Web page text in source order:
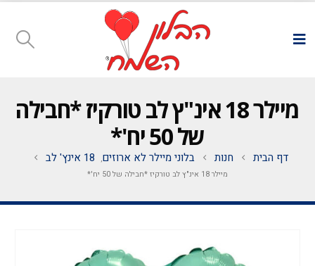
מיילר 18 אינ"ץ לב טורקיז *חבילה
של 50 יח'*
דף הבית חנות בלוני מיילר לא ארוזים, 18 אינץ' לב
מיילר 18 אינ"ץ לב טורקיז *חבילה של 50 יח'*